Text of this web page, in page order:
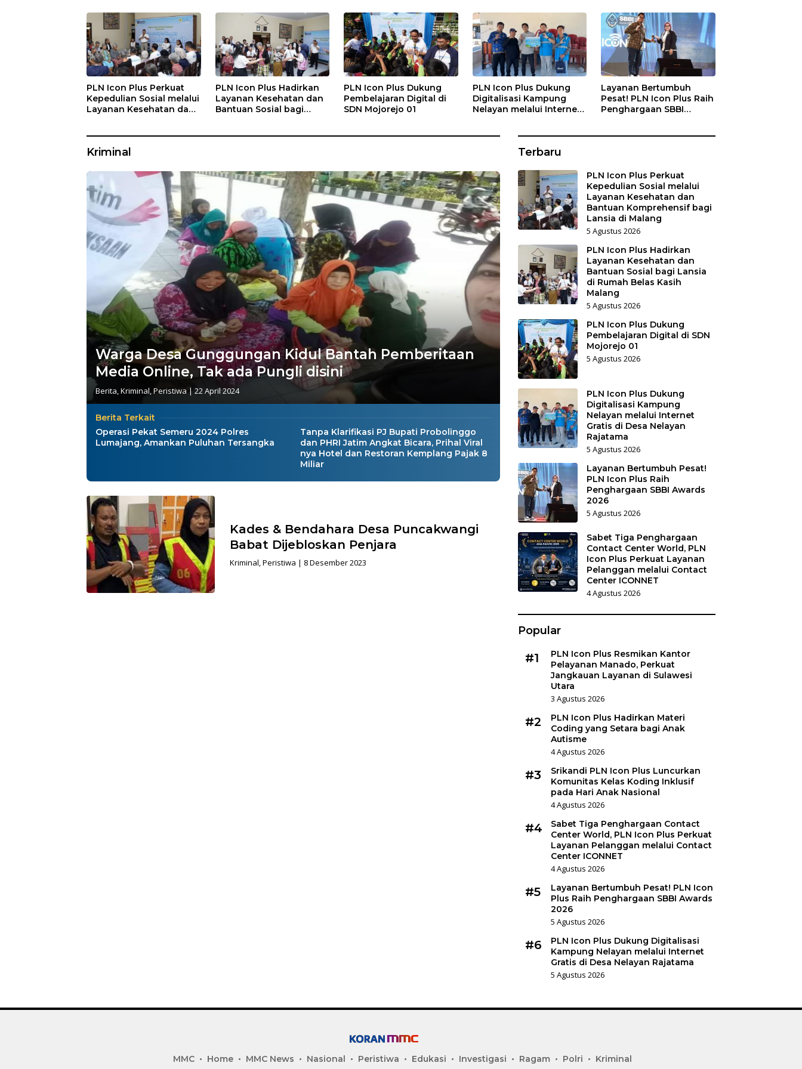
PLN Icon Plus Perkuat
Kepedulian Sosial melalui
Layanan Kesehatan dan
PLN Icon Plus Hadirkan
Layanan Kesehatan dan
Bantuan Sosial bagi
PLN Icon Plus Dukung
Pembelajaran Digital di
SDN Mojorejo 01
PLN Icon Plus Dukung
Digitalisasi Kampung
Nelayan melalui Internet
Layanan Bertumbuh
Pesat! PLN Icon Plus Raih
Penghargaan SBBI
Kriminal
Warga Desa Gunggungan Kidul Bantah Pemberitaan
Media Online, Tak ada Pungli disini
Berita Kriminal Peristiwa | 22 April 2024
Berita Terkait
Operasi Pekat Semeru 2024 Polres
Lumajang, Amankan Puluhan Tersangka
Tanpa Klarifikasi PJ Bupati Probolinggo
dan PHRI Jatim Angkat Bicara, Prihal Viral
nya Hotel dan Restoran Kemplang Pajak 8
Miliar
Kades & Bendahara Desa Puncakwangi
Babat Dijebloskan Penjara
Kriminal,Peristiwa | 8 Desember 2023
Terbaru
PLN Icon Plus Perkuat
Kepedulian Sosial melalui
Layanan Kesehatan dan
Bantuan Komprehensif bagi
Lansia di Malang
5 Agustus 2026
PLN Icon Plus Hadirkan
Layanan Kesehatan dan
Bantuan Sosial bagi Lansia
di Rumah Belas Kasih
Malang
5 Agustus 2026
PLN Icon Plus Dukung
Pembelajaran Digital di SDN
Mojorejo 01
5 Agustus 2026
PLN Icon Plus Dukung
Digitalisasi Kampung
Nelayan melalui Internet
Gratis di Desa Nelayan
Rajatama
5 Agustus 2026
Layanan Bertumbuh Pesat!
PLN Icon Plus Raih
Penghargaan SBBI Awards
2026
5 Agustus 2026
Sabet Tiga Penghargaan
Contact Center World, PLN
Icon Plus Perkuat Layanan
Pelanggan melalui Contact
Center ICONNET
4 Agustus 2026
Popular
#1
PLN Icon Plus Resmikan Kantor
Pelayanan Manado, Perkuat
Jangkauan Layanan di Sulawesi
Utara
3 Agustus 2026
#2
PLN Icon Plus Hadirkan Materi
Coding yang Setara bagi Anak
Autisme
4 Agustus 2026
#3
Srikandi PLN Icon Plus Luncurkan
Komunitas Kelas Koding Inklusif
pada Hari Anak Nasional
4 Agustus 2026
#4
Sabet Tiga Penghargaan Contact
Center World, PLN Icon Plus Perkuat
Layanan Pelanggan melalui Contact
Center ICONNET
4 Agustus 2026
#5
Layanan Bertumbuh Pesat! PLN Icon
Plus Raih Penghargaan SBBI Awards
2026
5 Agustus 2026
#6
PLN Icon Plus Dukung Digitalisasi
Kampung Nelayan melalui Internet
Gratis di Desa Nelayan Rajatama
5 Agustus 2026
MMC Home MMC News Nasional Peristiwa Edukasi Investigasi Ragam Polri Kriminal